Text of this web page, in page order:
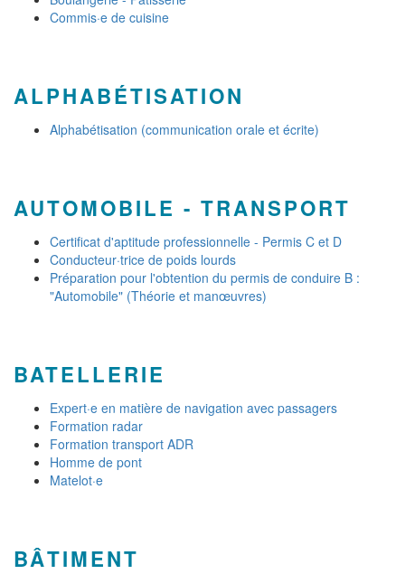
Commis·e de cuisine
ALPHABÉTISATION
Alphabétisation (communication orale et écrite)
AUTOMOBILE - TRANSPORT
Certificat d'aptitude professionnelle - Permis C et D
Conducteur·trice de poids lourds
Préparation pour l'obtention du permis de conduire B :
"Automobile" (Théorie et manœuvres)
BATELLERIE
Expert·e en matière de navigation avec passagers
Formation radar
Formation transport ADR
Homme de pont
Matelot·e
BÂTIMENT